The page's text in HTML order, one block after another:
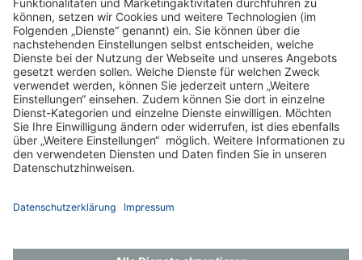
Zurück
Datenschutz